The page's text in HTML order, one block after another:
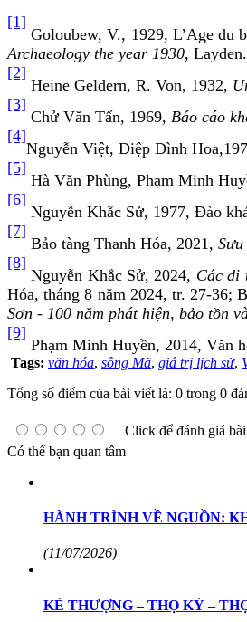
[1]
Goloubew, V., 1929, L’Age du
Archaeology the year 1930, Layden.
[2]
Heine Geldern, R. Von, 1932,
[3]
Chử Văn Tấn, 1969, Báo cáo
[4]
Nguyễn Việt, Diệp Đình
[5]
Hà Văn Phùng, Phạm Minh
[6]
Nguyễn Khắc Sử, 1977, Đào
[7]
Bảo tàng Thanh Hóa, 2021,
[8]
Nguyễn Khắc Sử, 2024, Các di
Hóa, tháng 8 năm 2024, tr. 27-36;
Sơn - 100 năm phát hiện, bảo tồn
[9]
Phạm Minh Huyền, 2014, Văn
Tags: văn hóa, sông Mã, giá trị lịch sử,
Tổng số điểm của bài viết là: 0 trong 0
Click để đánh giá
Có thể bạn quan tâm
HÀNH TRÌNH VỀ NGUỒN:
(11/07/2026)
KẺ THƯỢNG – THỌ KỲ –